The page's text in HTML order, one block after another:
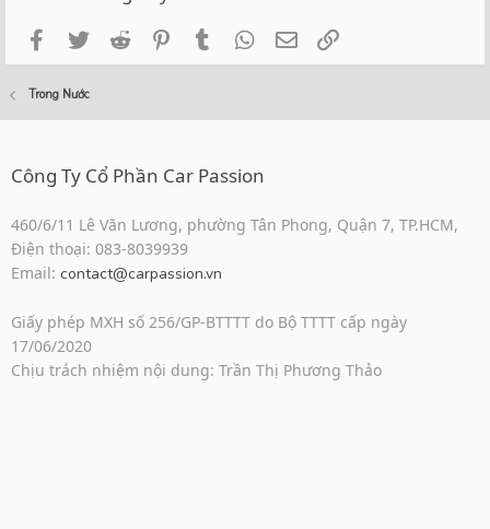
FacebookTwitterReddit PinterestTumblrWhatsApp
Email
Trong Nước
Công Ty Cổ Phần Car Passion
460/6/11 Lê Văn Lương, phường Tân Phong, Quận 7, TP.HCM,
Điện thoại: 083-8039939
Email: contact@carpassion.vn
Giấy phép MXH số 256/GP-BTTTT do Bộ TTTT cấp ngày
17/06/2020
Chịu trách nhiệm nội dung: Trần Thị Phương Thảo